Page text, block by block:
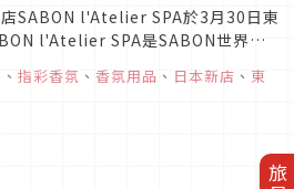
SABON l'Atelier SPA於3月30日東
l'Atelier SPA是SABON世界第
SABON的商品之外，更能在店內享
...
、 指彩香氛 、 香氛用品 、 日本新店 、 東